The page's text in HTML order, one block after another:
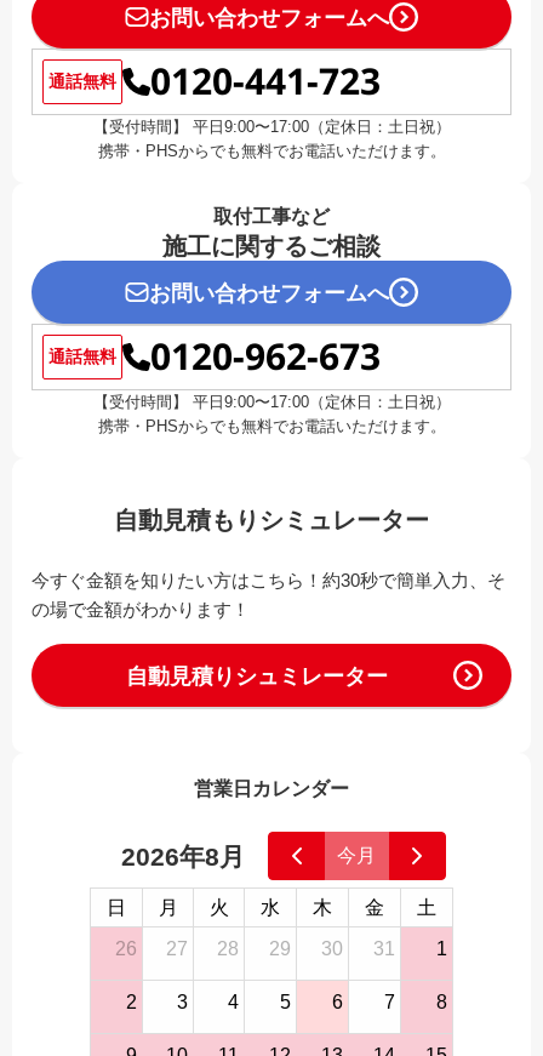
お問い合わせフォームへ
通話無料 0120-441-723
【受付時間】 平日9:00〜17:00（定休日：土日祝）
携帯・PHSからでも無料でお電話いただけます。
取付工事など
施工に関するご相談
お問い合わせフォームへ
通話無料 0120-962-673
【受付時間】 平日9:00〜17:00（定休日：土日祝）
携帯・PHSからでも無料でお電話いただけます。
自動見積もりシミュレーター
今すぐ金額を知りたい方はこちら！約30秒で簡単入力、そ
の場で金額がわかります！
自動見積りシュミレーター
営業日カレンダー
2026年8月 今月
日 月 火 水 木 金
土
26
27 28 29 30 31 1
2 3 4 5 6 7 8